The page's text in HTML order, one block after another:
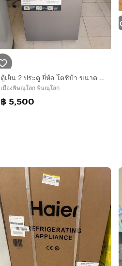
ตู้เย็น 2 ประตู ยี่ห้อ โตชิบ้า ขนาด 6.4 คิวราคา 5,500 บาท
เมืองพิษณุโลก พิษณุโลก
฿ 5,500